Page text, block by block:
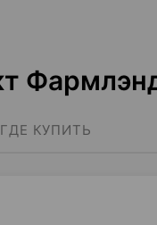
ГДЕ КУПИТЬ